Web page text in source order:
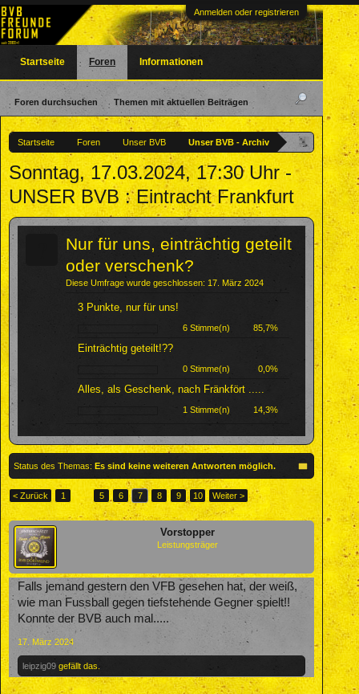
Anmelden oder registrieren
Startseite Foren Unser BVB Unser BVB - Archiv
Sonntag, 17.03.2024, 17:30 Uhr -
UNSER BVB : Eintracht Frankfurt
Nur für uns, einträchtig geteilt
oder verschenk?
Diese Umfrage wurde geschlossen: 17. März 2024
3 Punkte, nur für uns!
6 Stimme(n) 85,7%
Einträchtig geteilt!??
0 Stimme(n) 0,0%
Alles, als Geschenk, nach Fränkfört .....
1 Stimme(n) 14,3%
Status des Themas: Es sind keine weiteren Antworten möglich.
< Zurück 1 ← 5 6 7 8 9 10 Weiter >
Vorstopper
Leistungsträger
Falls jemand gestern den VFB gesehen hat, der weiß,
wie man Fussball gegen tiefstehende Gegner spielt!!
Konnte der BVB auch mal.....
17. März 2024
leipzig09 gefällt das.
Startseite Foren
Foren durchsuchen Themen mit aktuellen Beiträgen
Informationen